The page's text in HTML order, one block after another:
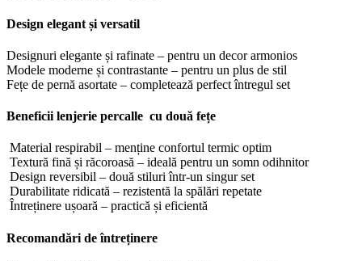
Design elegant și versatil
Designuri elegante și rafinate – pentru un decor armonios
Modele moderne și contrastante – pentru un plus de stil
Fețe de pernă asortate – completează perfect întregul set
Beneficii lenjerie percalle cu două fețe
Material respirabil – menține confortul termic optim
Textură fină și răcoroasă – ideală pentru un somn odihnitor
Design reversibil – două stiluri într-un singur set
Durabilitate ridicată – rezistentă la spălări repetate
Întreținere ușoară – practică și eficientă
Recomandări de întreținere